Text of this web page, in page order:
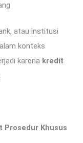
atau institusi
konteks
karena kredit
Prosedur Khusus